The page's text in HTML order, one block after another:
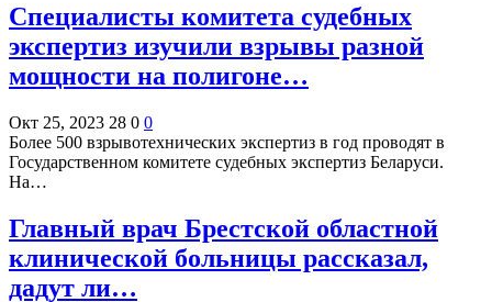
Специалисты комитета судебных
экспертиз изучили взрывы разной
мощности на полигоне…
Окт 25, 2023 28 0 0
Более 500 взрывотехнических экспертиз в год проводят в
Государственном комитете судебных экспертиз Беларуси.
На…
Главный врач Брестской областной
клинической больницы рассказал,
дадут ли…